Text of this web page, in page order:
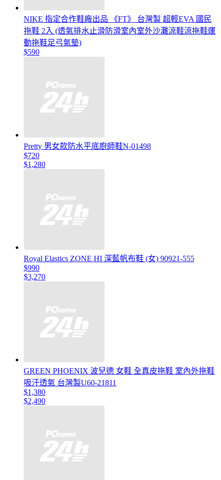
NIKE 指定合作鞋廠出品 《FT》 台灣製 超輕EVA 國民
拖鞋 2入 (透氣排水止滑防滑室內室外沙灘涼鞋涼拖鞋運
動拖鞋足弓氣墊)
$590
Pretty 男女款防水平底廚師鞋N-01498
$720
$1,280
Royal Elastics ZONE HI 深藍帆布鞋 (女) 90921-555
$990
$3,270
GREEN PHOENIX 波兒德 女鞋 全真皮拖鞋 室內外拖鞋
吸汗透氣 台灣製U60-21811
$1,380
$2,490